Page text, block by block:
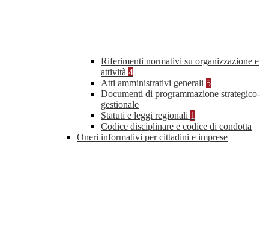
Riferimenti normativi su organizzazione e
attività 4
Atti amministrativi generali 5
Documenti di programmazione strategico-
gestionale
Statuti e leggi regionali 1
Codice disciplinare e codice di condotta
Oneri informativi per cittadini e imprese